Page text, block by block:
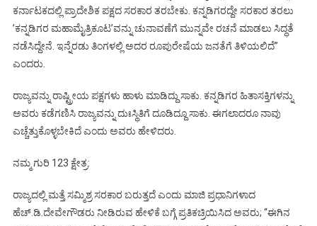
ಕರ್ನಾಟಕದಲ್ಲಿ ಪ್ರಾದೇಶಿಕ ಪಕ್ಷದ ಸರಕಾರ ತರಬೇಕು. ಕನ್ನಡಿಗರದ್ದೇ ಸರಕಾರ ತರಲು
ʼಕನ್ನಡಿಗರ ಮಹಾಮೈತ್ರಿಕೂಟʼವನ್ನು ಚುನಾವಣೆಗೆ ಮುನ್ನವೇ ರಚನೆ ಮಾಡಲು ಸಿದ್ಧತೆ
ನಡೆಸಿದ್ದೇನೆ. ಇನ್ನೆರಡು ತಿಂಗಳಲ್ಲಿ ಅದರ ರೂಪುರೇಷೆಯ ಜನತೆಗೆ ತಿಳಿಯಲಿದೆ”
ಎಂದರು.
ರಾಜ್ಯವನ್ನು ರಾಷ್ಟ್ರೀಯ ಪಕ್ಷಗಳು ಹಾಳು ಮಾಡಿದ್ದು ಸಾಕು. ಕನ್ನಡಿಗರ ಹಿತಾಸಕ್ತಿಗಳನ್ನು
ಅವರು ಕಡೆಗಣಿಸಿ ರಾಜ್ಯವನ್ನು ದುಃಸ್ಥಿತಿಗೆ ದೂಡಿದ್ದೂ ಸಾಕು. ಈಗಲಾದರೂ ನಾವು
ಎಚ್ಚೆತ್ತುಕೊಳ್ಳಬೇಕಿದೆ ಎಂದು ಅವರು ಹೇಳಿದರು.
ನಮ್ಮ ಗುರಿ 123 ಕ್ಷೇತ್ರ:
ರಾಜ್ಯದಲ್ಲಿ ಮತ್ತೆ ಸಮ್ಮಿಶ್ರ ಸರಕಾರ ಬರುತ್ತದೆ ಎಂದು ಮಾಜಿ ಪ್ರಧಾನಿಗಳಾದ
ಹೆಚ್.ಡಿ.ದೇವೇಗೌಡರು ನೀಡಿರುವ ಹೇಳಿಕೆ ಬಗ್ಗೆ ಪ್ರತಿಕಚ್ರಿಯಿಸಿದ ಅವರು; “ಈಗಿನ